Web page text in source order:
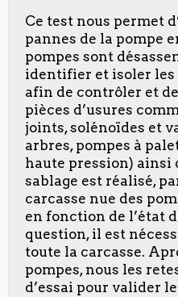
Ce test nous permet
pannes de la pompe
pompes sont
identifier et isoler les
afin de contrôler et
pièces d’usures
joints, solénoïdes et
arbres, pompes à
haute pression) ainsi
sablage est réalisé,
carcasse nue des
en fonction de l’état
question, il est
toute la carcasse.
pompes, nous les
d’essai pour valider